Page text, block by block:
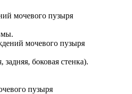
мочевого пузыря
мочевого пузыря
задняя, боковая стенка).
пузыря